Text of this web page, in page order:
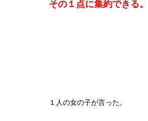
その１点に集約できる。
１人の女の子が言った。